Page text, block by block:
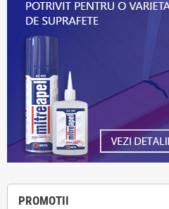
PROMOTII